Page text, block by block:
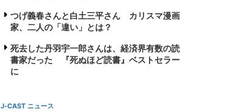
つげ義春さんと白土三平さん カリスマ漫画
家、二人の「違い」とは？
死去した丹羽宇一郎さんは、経済界有数の読
書家だった 『死ぬほど読書』ベストセラー
に
J-CAST ニュース